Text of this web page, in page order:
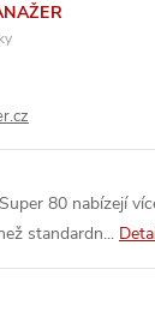
80 nabízejí
standardn...